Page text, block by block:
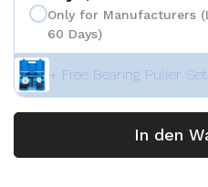
Only for Manufacturers
60 Days)
+ Free Bearing Puller Set
In den